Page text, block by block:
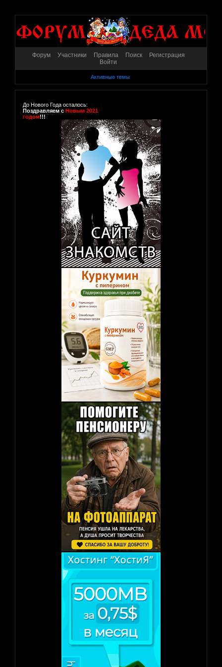
Форум Участники Правила Поиск
Регистрация
Войти
Активные темы
До Нового Года осталось:
Поздравляем с Новым 2021
годом!!!